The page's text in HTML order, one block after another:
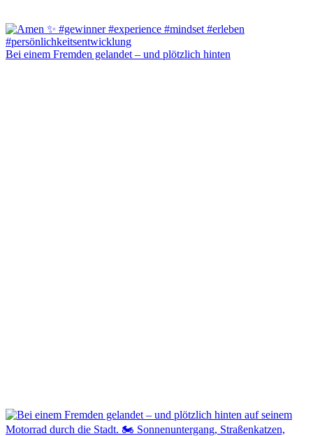
Bei einem Fremden gelandet – und plötzlich hinten